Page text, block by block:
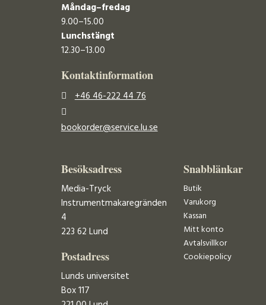
Måndag–fredag
9.00–15.00
Lunchstängt
12.30–13.00
Kontaktinformation
+46 46-222 44 76
bookorder@service.lu.se
Besöksadress
Media-Tryck
Instrumentmakaregränden
4
223 62 Lund
Postadress
Lunds universitet
Box 117
Snabblänkar
Butik
Varukorg
Kassan
Mitt konto
Avtalsvillkor
Cookiepolicy